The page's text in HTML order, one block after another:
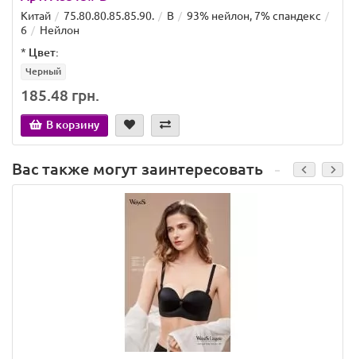
Китай 75.80.80.85.85.90. B
93% нейлон, 7% спандекс
6
Нейлон
* Цвет:
Черный
185.48 грн.
В корзину
Вас также могут заинтересовать